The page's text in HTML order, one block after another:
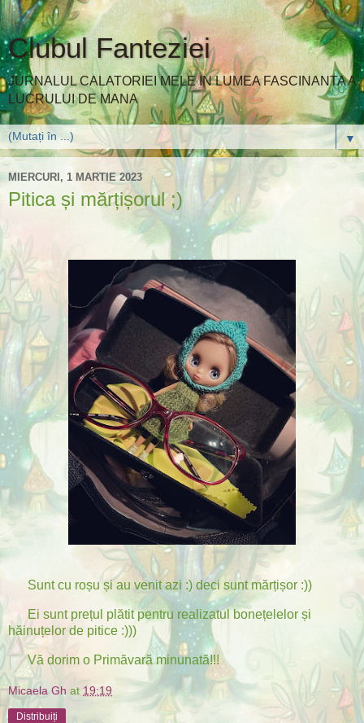
Clubul Fanteziei
JURNALUL CALATORIEI MELE IN LUMEA FASCINANTA A
LUCRULUI DE MANA
▼
MIERCURI, 1 MARTIE 2023
Pitica și mărțișorul ;)
Sunt cu roșu și au venit azi :) deci sunt mărțișor :))
Ei sunt prețul plătit pentru realizatul bonețelelor și
hăinuțelor de pitice :)))
Vă dorim o Primăvară minunată!!!
Micaela Gh at 19:19
Distribuiți